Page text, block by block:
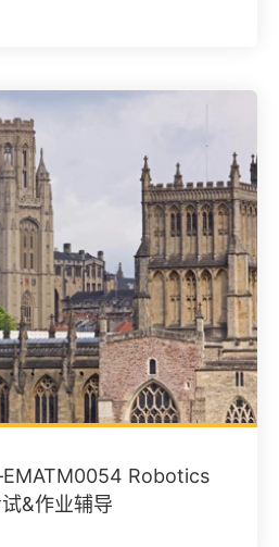
Robotics
&作业辅导